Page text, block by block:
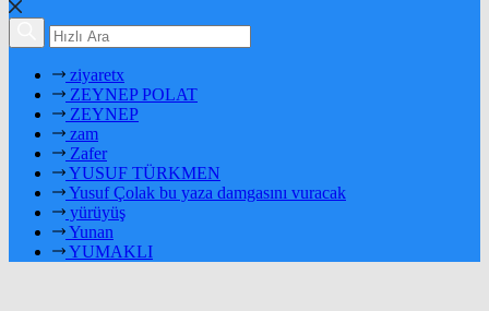
ziyaretx
ZEYNEP POLAT
ZEYNEP
zam
Zafer
YUSUF TÜRKMEN
Yusuf Çolak bu yaza damgasını vuracak
yürüyüş
Yunan
YUMAKLI